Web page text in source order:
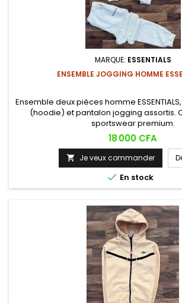
MARQUE: ESSENTIALS
ENSEMBLE JOGGING HOMME
Ensemble deux pièces homme
(hoodie) et pantalon jogging assortis.
sportswear premium.
Prix
18 000 CFA
 Je veux commander
 En stock